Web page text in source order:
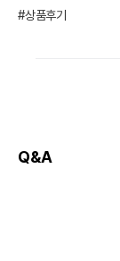
#상품후기
Q&A